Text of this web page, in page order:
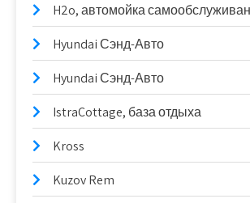
H2o, автомойка
Hyundai Сэнд-Авто
Hyundai Сэнд-Авто
IstraCottage, база отдыха
Kross
Kuzov Rem